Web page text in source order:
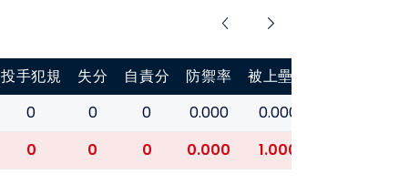
投手犯規 失分 自責分 防禦率 被上壘率
0 0 0 0.000 0.000
0 0 0 0.000 1.000